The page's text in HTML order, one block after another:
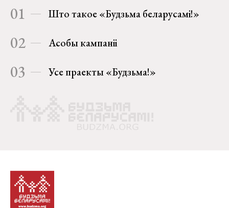
01 Што такое «Будзьма беларусамі!»
02 Асобы кампаніі
03 Усе праекты «Будзьма!»